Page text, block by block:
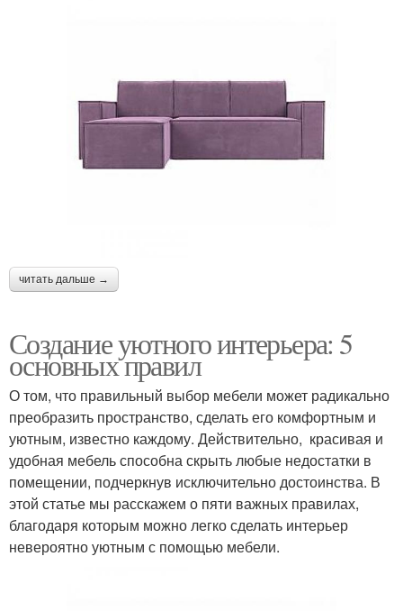
читать дальше →
Создание уютного интерьера: 5
основных правил
О том, что правильный выбор мебели может радикально
преобразить пространство, сделать его комфортным и
уютным, известно каждому. Действительно, красивая и
удобная мебель способна скрыть любые недостатки в
помещении, подчеркнув исключительно достоинства. В
этой статье мы расскажем о пяти важных правилах,
благодаря которым можно легко сделать интерьер
невероятно уютным с помощью мебели.